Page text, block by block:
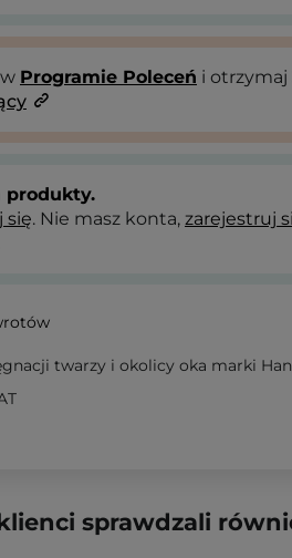
Programie Poleceń i otrzymaj
produkty.
się. Nie masz konta, zarejestruj
twarzy i okolicy oka marki
sprawdzali